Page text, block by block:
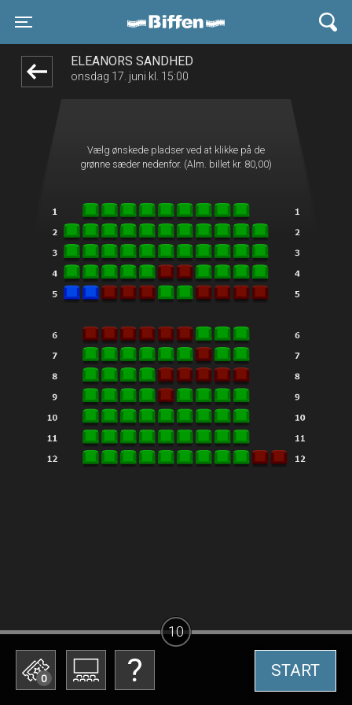
Biffen Odder
ELEANORS SANDHED
onsdag 17. juni kl. 15:00
Vælg ønskede pladser ved at klikke på de
grønne sæder nedenfor. (Alm. billet kr. 80,00)
0 START
10
front05-temp 091830